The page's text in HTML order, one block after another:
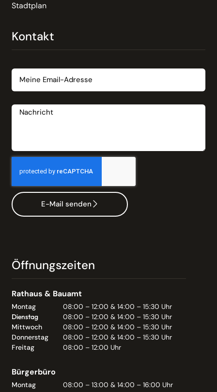
Stadtplan
Kontakt
E-Mail senden
Öffnungszeiten
Rathaus & Bauamt
Montag
08:00 – 12:00 & 14:00 – 15:30 Uhr
Dienstag
08:00 – 12:00 & 14:00 – 15:30 Uhr
Mittwoch
08:00 – 12:00 & 14:00 – 15:30 Uhr
Donnerstag
08:00 – 12:00 & 14:00 – 15:30 Uhr
Freitag
08:00 – 12:00 Uhr
Bürgerbüro
Montag
08:00 – 13:00 & 14:00 – 16:00 Uhr